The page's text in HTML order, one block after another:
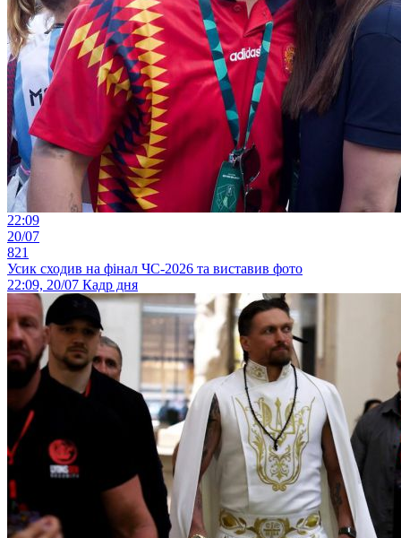
22:09
20/07
821
Усик сходив на фінал ЧС-2026 та виставив фото
22:09, 20/07 Кадр дня